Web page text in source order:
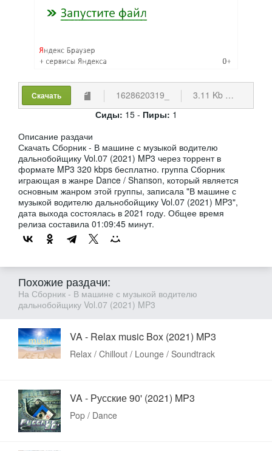
Скачать 1628620319_ 3.11 Kb
Сиды: 15 - Пиры: 1
Описание раздачи
Скачать Сборник - В машине с музыкой водителю
дальнобойщику Vol.07 (2021) MP3 через торрент в
формате MP3 320 kbps бесплатно. группа Сборник
играющая в жанре Dance / Shanson, который является
основным жанром этой группы, записала "В машине с
музыкой водителю дальнобойщику Vol.07 (2021) MP3",
дата выхода состоялась в 2021 году. Общее время
релиза составила 01:09:45 минут.
Похожие раздачи:
На Сборник - В машине с музыкой водителю
дальнобойщику Vol.07 (2021) MP3
VA - Relax music Box (2021) MP3
Relax / Chillout / Lounge / Soundtrack
VA - Русские 90' (2021) MP3
Pop / Dance